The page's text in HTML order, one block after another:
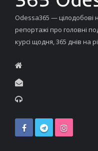
Odessa365 — цілодобові
репортажі про головні
курсі щодня, 365 днів на